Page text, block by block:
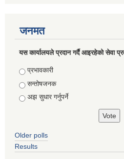
जनमत
यस कार्यालयले प्रदान गर्दै आइरहेको सेवा
Choices
प्रभावकारी
सन्तोषजनक
अझ सुधार गर्नुपर्ने
Older polls
Results